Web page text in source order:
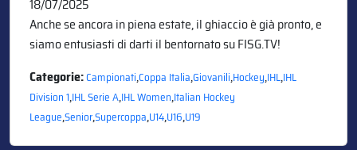
18/07/2025
Anche se ancora in piena estate, il ghiaccio è già pronto, e
siamo entusiasti di darti il bentornato su FISG.TV!
Categorie:Campionati,Coppa Italia,Giovanili,Hockey,IHL,IHL
Division 1,IHL Serie A,IHL Women,Italian Hockey
League,Senior,Supercoppa,U14,U16,U19